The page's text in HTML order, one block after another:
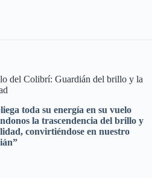
del Colibrí: Guardián del brillo y la
toda su energía en su vuelo
la trascendencia del brillo y
convirtiéndose en nuestro